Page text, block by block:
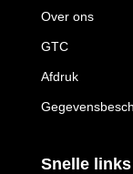
Over ons
GTC
Afdruk
Snelle links